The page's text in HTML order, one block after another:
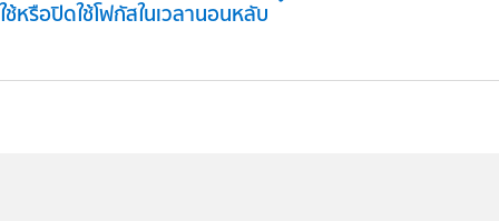
ช้หรือปิดใช้โฟกัสในเวลานอนหลับ